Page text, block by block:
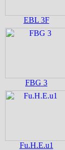
EBL 3F
FBG 3
Fu.H.E.u1